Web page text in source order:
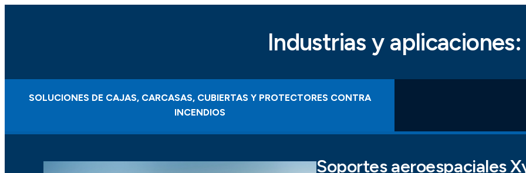
Industrias y aplicaciones:
SOLUCIONES DE CAJAS, CARCASAS, CUBIERTAS Y PROTECTORES CONTRA
INCENDIOS
Soportes aeroespaciales